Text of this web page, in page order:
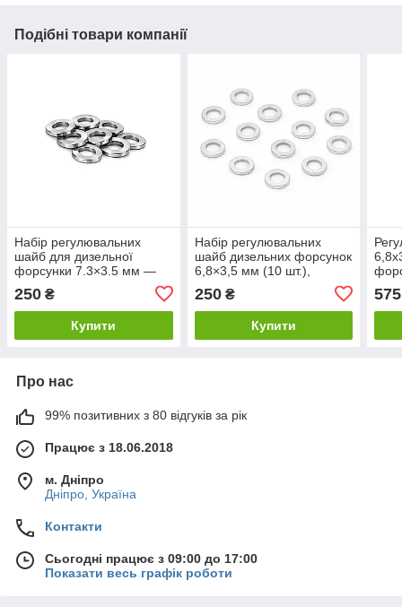
Подібні товари компанії
Набір регулювальних
шайб для дизельної
форсунки 7.3×3.5 мм —
10 шт., товщина 1.05 мм
250 ₴
Купити
Набір регулювальних
шайб дизельних форсунок
6,8×3,5 мм (10 шт.),
250₴
Купити
575
Про нас
99% позитивних з 80 відгуків за рік
Працює з 18.06.2018
м. Дніпро
Дніпро, Україна
Контакти
Сьогодні працює з 09:00 до 17:00
Показати весь графік роботи